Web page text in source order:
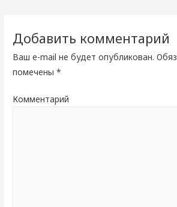
записям
Добавить комментарий
Ваш e-mail не будет опубликован.
помечены*
Комментарий